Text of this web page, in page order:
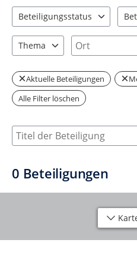
Beteiligungsstatus
Thema
Ort
Aktuelle Beteiligungen
Alle Filter löschen
Suche nach Beteiligung
0 Beteiligungen